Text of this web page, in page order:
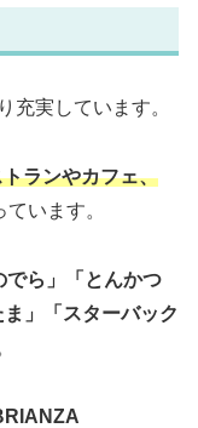
充実しています。
ランやカフェ、
ています。
でら」「とんかつ
」「スターバック